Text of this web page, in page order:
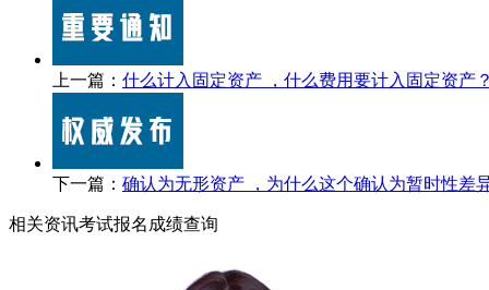
上一篇： 什么计入固定资产 ，什么费用要计入固定资产？
下一篇： 确认为无形资产 ，为什么这个确认为暂时性差
相关资讯考试报名 成绩查询